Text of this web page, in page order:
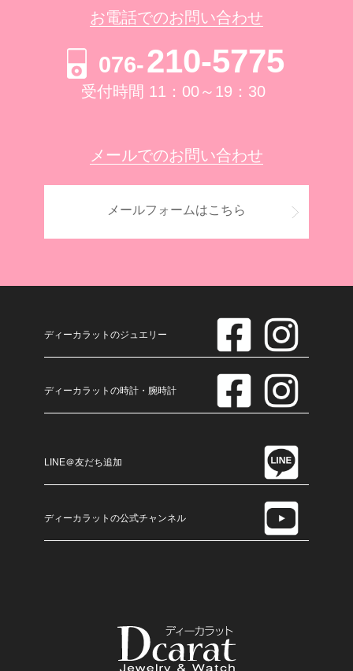
お電話でのお問い合わせ
076-210-5775
受付時間 11：00～19：30
メールでのお問い合わせ
メールフォームはこちら
ディーカラットのジュエリー
ディーカラットの時計・腕時計
LINE＠友だち追加
ディーカラットの公式チャンネル